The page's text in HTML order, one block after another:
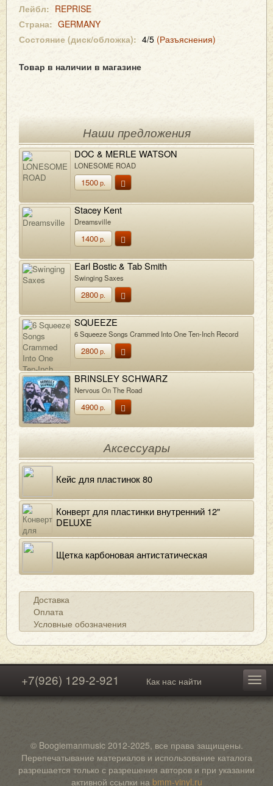
Лейбл: REPRISE
Страна: GERMANY
Состояние (диск/обложка): 4/5 (Разъяснения)
Товар в наличии в магазине
Наши предложения
DOC & MERLE WATSON
LONESOME ROAD
1500р.
Stacey Kent
Dreamsville
1400р.
Earl Bostic & Tab Smith
Swinging Saxes
2800р.
SQUEEZE
6 Squeeze Songs Crammed Into One Ten-Inch Record
2800р.
BRINSLEY SCHWARZ
Nervous On The Road
4900р.
Аксессуары
Кейс для пластинок 80
Конверт для пластинки внутренний 12"
DELUXE
Щетка карбоновая антистатическая
Доставка
Оплата
Условные обозначения
+7(926) 129-2-921 Как нас найти
© Boogiemanmusic 2012-2025, все права защищены.
Перепечатывание материалов и использование каталога
разрешается только с разрешения авторов и при указании
активной ссылки на bmm-vinyl.ru